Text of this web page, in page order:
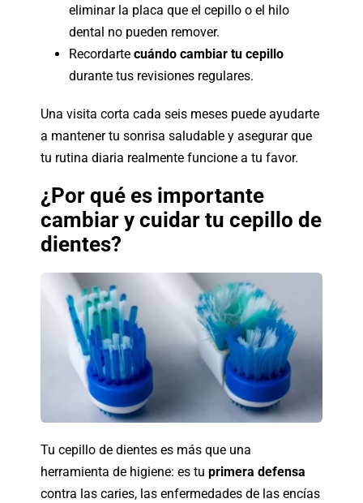
eliminar la placa que el cepillo o el hilo
dental no pueden remover.
Recordarte cuándo cambiar tu cepillo
durante tus revisiones regulares.
Una visita corta cada seis meses puede ayudarte
a mantener tu sonrisa saludable y asegurar que
tu rutina diaria realmente funcione a tu favor.
¿Por qué es importante
cambiar y cuidar tu cepillo de
dientes?
Tu cepillo de dientes es más que una
herramienta de higiene: es tu primera defensa
contra las caries, las enfermedades de las encías